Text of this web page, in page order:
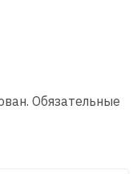
Обязательные